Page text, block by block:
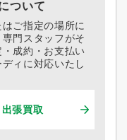
ついて
ご指定の場所に
門スタッフがそ
成約・お支払い
ディに対応いたし
出張買取